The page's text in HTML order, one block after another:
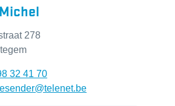
278
32 41 70
@telenet.be